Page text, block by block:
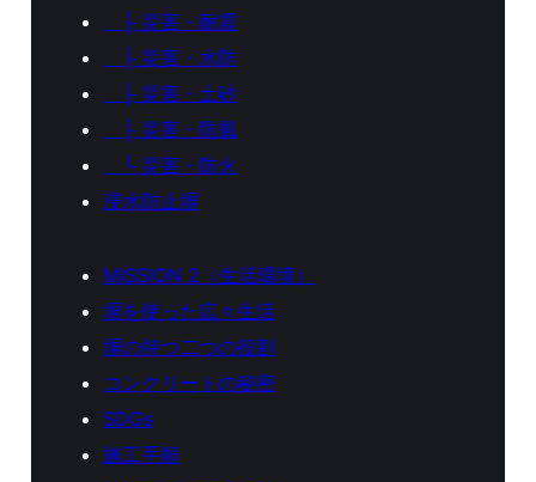
├ 災害・耐震
├ 災害・水防
├ 災害・土砂
├ 災害・防風
└ 災害・防火
浸水防止塀
MISSION 2（生活環境）
塀を使った広々生活
塀の持つ二つの役割
コンクリートの秘密
SDGs
施工手順